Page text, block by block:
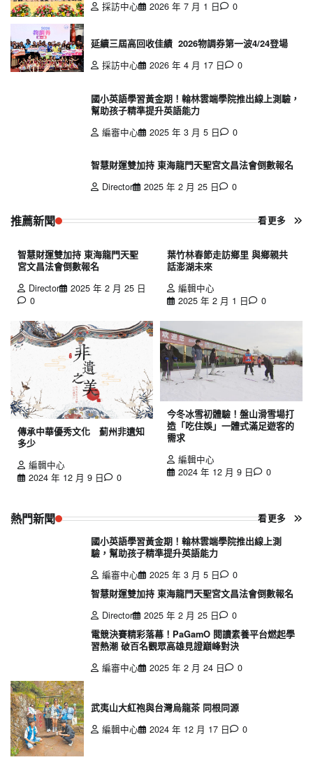
採訪中心
2026 年 7 月 1 日 0
延續三屆高回收佳績 2026物調券第一波4/24登場
採訪中心
2026 年 4 月 17 日 0
國小英語學習黃金期！翰林雲端學院推出線上測驗，
幫助孩子精準提升英語能力
編審中心
2025 年 3 月 5 日 0
智慧財運雙加持 東海龍門天聖宮文昌法會倒數報名
Director
2025 年 2 月 25 日 0
推薦新聞 看更多
智慧財運雙加持 東海龍門天聖
宮文昌法會倒數報名
Director
2025 年 2 月 25 日
0
葉竹林春節走訪鄉里 與鄉親共
話澎湖未來
編輯中心
2025 年 2 月 1 日
0
傳承中華優秀文化 薊州非遺知
多少
編輯中心
2024 年 12 月 9 日
0
今冬冰雪初體驗！盤山滑雪場打
造「吃住娛」一體式滿足遊客的
需求
編輯中心
2024 年 12 月 9 日
0
熱門新聞 看更多
國小英語學習黃金期！翰林雲端學院推出線上測
驗，幫助孩子精準提升英語能力
編審中心
2025 年 3 月 5 日
0
智慧財運雙加持 東海龍門天聖宮文昌法會倒數報名
Director
2025 年 2 月 25 日
0
電競決賽精彩落幕！PaGamO 閱讀素養平台燃起學
習熱潮 破百名觀眾高雄見證巔峰對決
編審中心
2025 年 2 月 24 日 0
武夷山大紅袍與台灣烏龍茶 同根同源
編輯中心
2024 年 12 月 17 日 0